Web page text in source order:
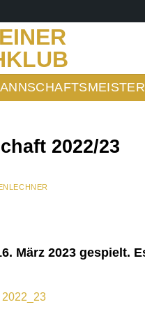
2022/23
März 2023 gespielt.